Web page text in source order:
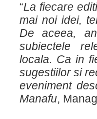
“La fiecare
mai noi idei,
De aceea,
subiectele
locala. Ca in
sugestiilor si
eveniment
Manafu,